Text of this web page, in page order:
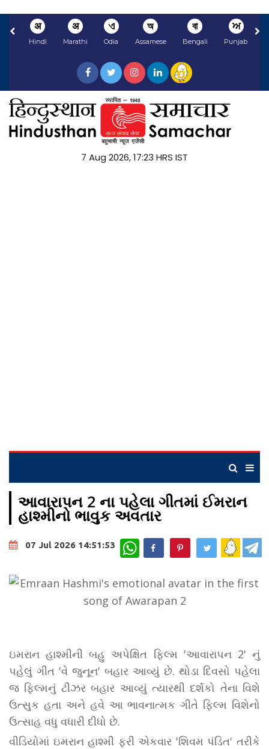
अ
Hindi
अ
Marathi
ଏ
Odia
অ
Assamese
বা
Bengali
ਅ
Punjabi
7 Aug 2026, 17:23 HRS IST
આવારાપન 2 ના પહેલા ગીતમાં ઈમરાન
હાશ્મીનો ભાવુક અવતાર
07 Jul 2026 14:51:53 WhatsApp
ઇમરાન હાશ્મીની બહુ અપેક્ષિત ફિલ્મ 'આવારાપન 2' નું
પહેલું ગીત 'વે જુનૂન' બહાર આવ્યું છે. થોડા દિવસો પહેલા
જ ફિલ્મનું ટીઝર બહાર આવ્યું ત્યારથી દર્શકો તેના વિશે
ઉત્સુક હતા અને હવે આ ભાવનાત્મક ગીતે ફિલ્મ વિશેનો
ઉત્સાહ વધુ વધારી દીધો છે.
વીડિયોમાં ઇમરાન હાશ્મી ફરી એકવાર 'શિવમ પંડિત' તરીકે